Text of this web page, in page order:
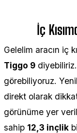
İç
Gelelim aracın iç
Tiggo 9
görebiliyoruz.
direkt olarak
görünüme yer
sahip 12,3 inçlik